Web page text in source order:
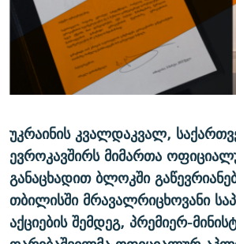
ᲛᲝᲚᲐᲞᲐᲠᲐᲙᲔ ᲢᲔᲥᲡᲢᲔᲑᲘ
ᲨᲘᲜ - ᲣᲪᲮᲝᲔᲗᲨᲘ
ᲚᲘᲢᲔᲠᲐᲢᲣᲠᲣᲚᲘ ᲬᲐᲮᲜᲐᲒᲔᲑᲘ
ᲐᲛᲔᲠᲘᲙᲣᲚᲘ ᲛᲝᲗᲮᲠᲝᲑᲐ
ᲘᲛᲞᲔᲠᲘᲐ ᲓᲐ ᲠᲐᲓᲘᲝ
ᲩᲔᲛᲘ ᲡᲘᲙᲕᲓᲘᲚᲘᲡ ᲛᲘᲖᲔᲖᲘᲐ COVID-19
11 ᲬᲔᲚᲘ - 11 ᲐᲛᲑᲐᲕᲘ
ᲡᲐᲞᲐᲠᲚᲐᲛᲔᲜᲢᲝ ᲐᲠᲩᲔᲕᲜᲔᲑᲘᲡ ᲘᲡᲢᲝᲠᲘᲐ
ᲑᲐᲕᲨᲕᲔᲑᲘ ᲞᲠᲝᲡᲢᲘᲢᲣᲪᲘᲐᲨᲘ -
5 ᲐᲛᲑᲐᲕᲘ - 20 ᲘᲕᲜᲘᲡᲡ ᲓᲐᲨᲐᲕᲔᲑᲣᲚᲔᲑᲘ
ᲐᲒᲕᲘᲡᲢᲝᲡ ᲝᲛᲘ
ПРИВЕТ ᲙᲣᲚᲢᲣᲠᲐ
ᲒᲐᲛᲝᲘᲬᲔᲠᲔ
რთე/რთ-ის ყველა საიტი
უკრაინის კვალდაკვალ,
ევროკავშირს მიმართა
განაცხადით ბლოკში
თბილისში მრავალრიცხოვანი
აქციების შემდეგ, პრემიერ-